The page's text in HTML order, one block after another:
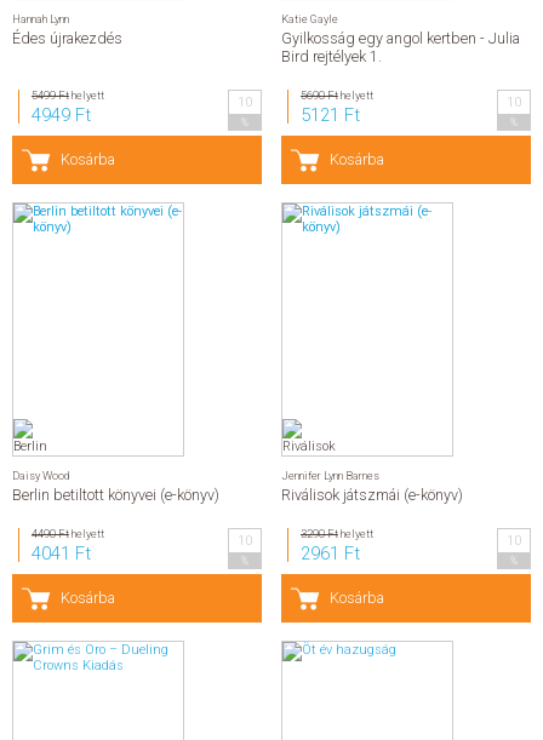
Hannah Lynn
Édes újrakezdés
5499 Fthelyett
4949 Ft
10
Kosárba
Katie Gayle
Gyilkosság egy angol kertben - Julia
Bird rejtélyek 1.
5690 Fthelyett
5121 Ft
10
Kosárba
Daisy Wood
Berlin betiltott könyvei (e-könyv)
4490 Fthelyett
4041 Ft
10
Kosárba
Jennifer Lynn Barnes
Riválisok játszmái (e-könyv)
3290 Fthelyett
2961 Ft
10
Kosárba